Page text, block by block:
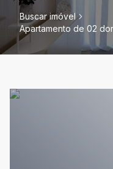
Buscar imóvel
Apartamento de 02